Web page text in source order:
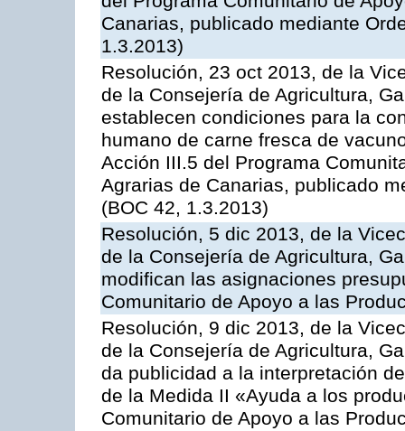
Canarias, publicado mediante
1.3.2013)
Resolución, 23 oct 2013, de la
de la Consejería de Agricultura,
establecen condiciones para la
humano de carne fresca de
Acción III.5 del Programa
Agrarias de Canarias, publicado
(BOC 42, 1.3.2013)
Resolución, 5 dic 2013, de la
de la Consejería de Agricultura,
modifican las asignaciones
Comunitario de Apoyo a las
Resolución, 9 dic 2013, de la
de la Consejería de Agricultura,
da publicidad a la interpretación
de la Medida II «Ayuda a los
Comunitario de Apoyo a las